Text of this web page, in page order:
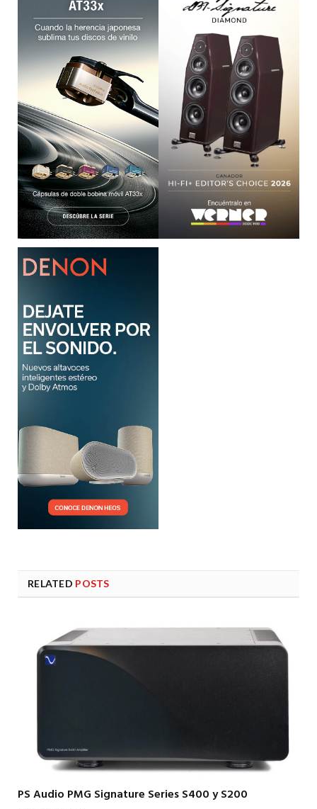
RELATED POSTS
PS Audio PMG Signature Series S400 y S200